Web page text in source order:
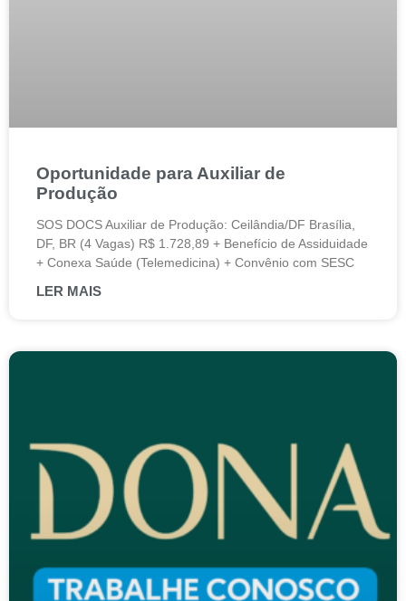
Oportunidade para Auxiliar de
Produção
SOS DOCS Auxiliar de Produção: Ceilândia/DF Brasília,
DF, BR (4 Vagas) R$ 1.728,89 + Benefício de Assiduidade
+ Conexa Saúde (Telemedicina) + Convênio com SESC
LER MAIS